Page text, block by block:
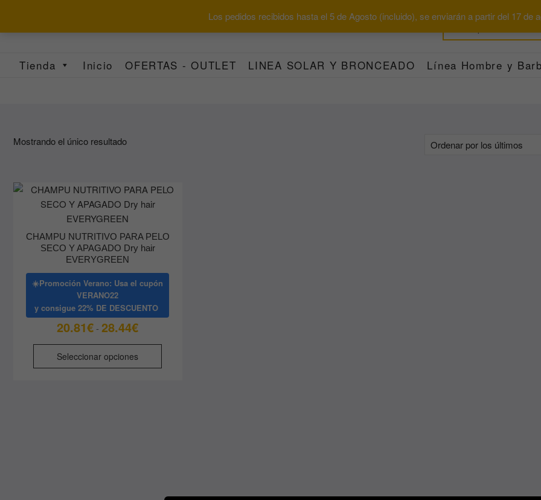
Los pedidos recibidos hasta el 5 de Agosto (incluido), se enviarán a partir del 17 de
contenido
Tienda Inicio OFERTAS - OUTLET LINEA SOLAR Y BRONCEADO Línea Hombre y
Mostrando el único resultado
CHAMPU NUTRITIVO PARA PELO
SECO Y APAGADO Dry hair
EVERYGREEN
☀️Promoción Verano: Usa el cupón
VERANO22
y consigue22% DE DESCUENTO
20.81€ - 28.44€Rango
desde
Seleccionar opciones
Este